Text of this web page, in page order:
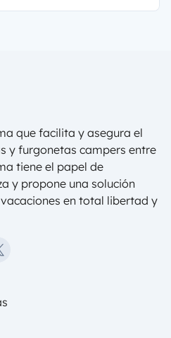
a esta geografía
calma y sus paisajes
por allá durante tus
no te pierdas el
de Huesca.
que facilita y asegura el
y furgonetas campers entre
tiene el papel de
y propone una solución
en total libertad y